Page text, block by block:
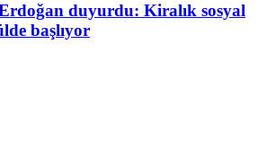
duyurdu: Kiralık sosyal
başlıyor